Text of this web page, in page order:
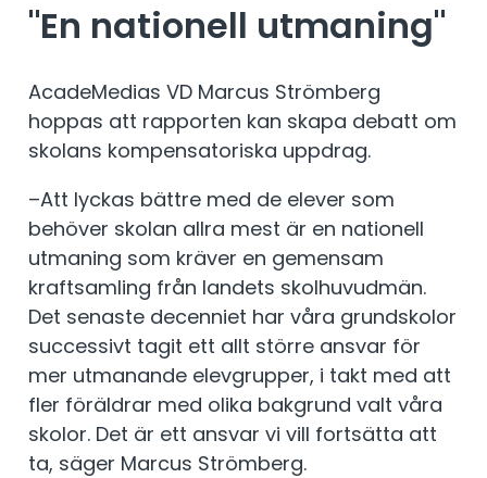
"En nationell utmaning"
AcadeMedias VD Marcus Strömberg
hoppas att rapporten kan skapa debatt om
skolans kompensatoriska uppdrag.
–Att lyckas bättre med de elever som
behöver skolan allra mest är en nationell
utmaning som kräver en gemensam
kraftsamling från landets skolhuvudmän.
Det senaste decenniet har våra grundskolor
successivt tagit ett allt större ansvar för
mer utmanande elevgrupper, i takt med att
fler föräldrar med olika bakgrund valt våra
skolor. Det är ett ansvar vi vill fortsätta att
ta, säger Marcus Strömberg.